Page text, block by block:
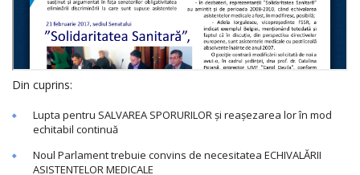
Din cuprins:
Lupta pentru SALVAREA SPORURILOR și reașezarea lor în mod
echitabil continuă
Noul Parlament trebuie convins de necesitatea ECHIVALĂRII
ASISTENTELOR MEDICALE